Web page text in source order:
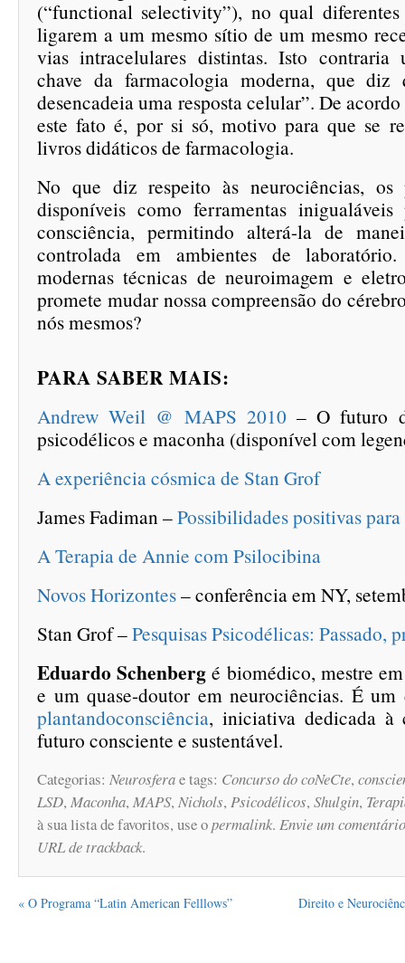
(“functional selectivity”), no qual diferentes
ligarem a um mesmo sítio de um mesmo
vias intracelulares distintas. Isto contraria
chave da farmacologia moderna, que diz
desencadeia uma resposta celular”. De
este fato é, por si só, motivo para que se
livros didáticos de farmacologia.
No que diz respeito às neurociências, os
disponíveis como ferramentas
consciência, permitindo alterá-la de
controlada em ambientes de
modernas técnicas de neuroimagem e
promete mudar nossa compreensão do
nós mesmos?
PARA SABER MAIS:
Andrew Weil @ MAPS 2010– O futuro
psicodélicos e maconha (disponível com
A experiência cósmica de Stan Grof
James Fadiman –Possibilidades positivas
A Terapia de Annie com Psilocibina
Novos Horizontes– conferência em NY,
Stan Grof –Pesquisas Psicodélicas: Passado,
Eduardo Schenberg é biomédico, mestre
e um quase-doutor em neurociências. É um
plantandoconsciência, iniciativa dedicada à
futuro consciente e sustentável.
Categorias: Neurosferae tags: Concurso do coNeCte,
LSD, Maconha, MAPS, Nichols, Psicodélicos, Shulgin,
à sua lista de favoritos, use opermalink. Envie um comentário
URL de trackback.
« O Programa “Latin American Felllows” Direito e